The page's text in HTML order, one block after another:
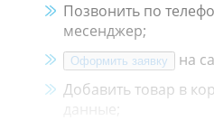
Позвонить по
месенджер;
Оформить заявку
на
Добавить товар в
данные;